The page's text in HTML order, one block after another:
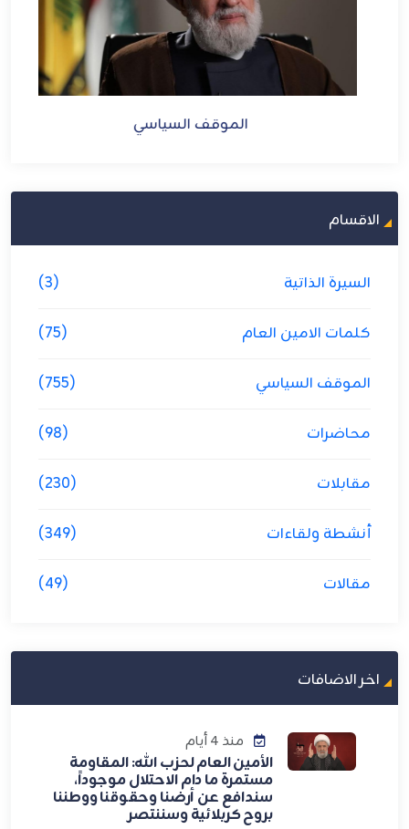
الموقف السياسي
الاقسام
السيرة الذاتية (3)
كلمات الامين العام (75)
الموقف السياسي (755)
محاضرات (98)
مقابلات (230)
أنشطة ولقاءات (349)
مقالات (49)
اخر الاضافات
منذ 4 أيام
الأمين العام لحزب الله: المقاومة
مستمرة ما دام الاحتلال موجوداً،
سندافع عن أرضنا وحقوقنا ووطننا
بروح كربلائية وسننتصر